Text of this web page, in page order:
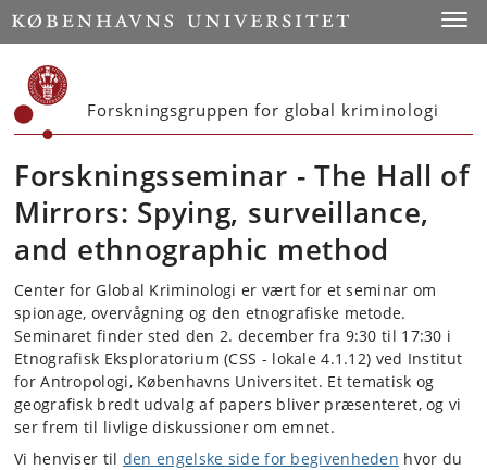
Start
Forskningsgruppen for global kriminologi
Forskningsseminar - The Hall of
Mirrors: Spying, surveillance,
and ethnographic method
Center for Global Kriminologi er vært for et seminar om
spionage, overvågning og den etnografiske metode.
Seminaret finder sted den 2. december fra 9:30 til 17:30 i
Etnografisk Eksploratorium (CSS - lokale 4.1.12) ved Institut
for Antropologi, Københavns Universitet. Et tematisk og
geografisk bredt udvalg af papers bliver præsenteret, og vi
ser frem til livlige diskussioner om emnet.
Vi henviser til den engelske side for begivenheden hvor du